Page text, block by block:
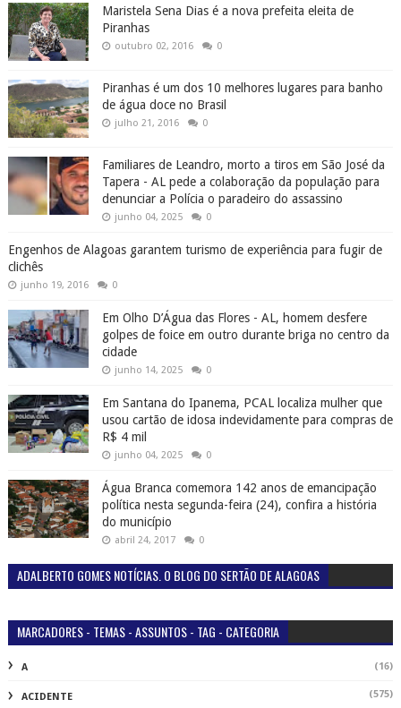
Maristela Sena Dias é a nova prefeita eleita de
Piranhas
outubro 02, 2016 0
Piranhas é um dos 10 melhores lugares para banho
de água doce no Brasil
julho 21, 2016 0
Familiares de Leandro, morto a tiros em São José da
Tapera - AL pede a colaboração da população para
denunciar a Polícia o paradeiro do assassino
junho 04, 2025 0
Engenhos de Alagoas garantem turismo de experiência para fugir de
clichês
junho 19, 2016 0
Em Olho D’Água das Flores - AL, homem desfere
golpes de foice em outro durante briga no centro da
cidade
junho 14, 2025 0
Em Santana do Ipanema, PCAL localiza mulher que
usou cartão de idosa indevidamente para compras de
R$ 4 mil
junho 04, 2025 0
Água Branca comemora 142 anos de emancipação
política nesta segunda-feira (24), confira a história
do município
abril 24, 2017 0
ADALBERTO GOMES NOTÍCIAS. O BLOG DO SERTÃO DE ALAGOAS
MARCADORES - TEMAS - ASSUNTOS - TAG - CATEGORIA
A (16)
ACIDENTE (575)